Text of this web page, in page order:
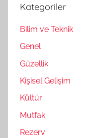
Kategoriler
Bilim ve Teknik
Genel
Güzellik
Kişisel Gelişim
Kültür
Mutfak
Rezerv